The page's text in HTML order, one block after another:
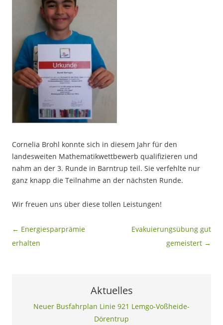
Cornelia Brohl konnte sich in diesem Jahr für den
landesweiten Mathematikwettbewerb qualifizieren und
nahm an der 3. Runde in Barntrup teil. Sie verfehlte nur
ganz knapp die Teilnahme an der nächsten Runde.
Wir freuen uns über diese tollen Leistungen!
Beitragsnavigation
← Energiesparprämie
erhalten
Evakuierungsübung gut
gemeistert →
Aktuelles
Neuer Busfahrplan Linie 921 Lemgo-Voßheide-
Dörentrup